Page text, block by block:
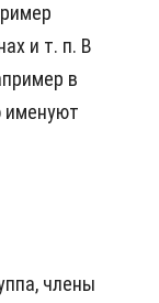
и т. п. В
в
именуют
члены